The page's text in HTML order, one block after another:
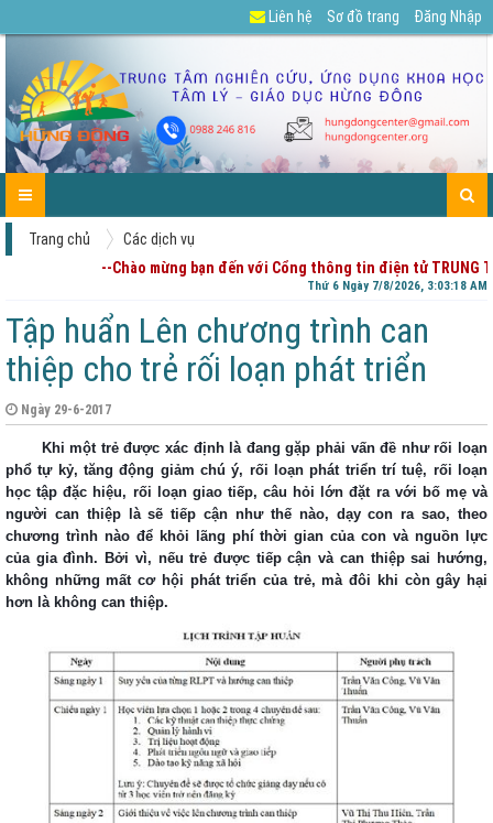
Liên hệ Sơ đồ trang
Đăng Nhập
TRANG
THIỆU
TỨC-
ĐỘNG
DỊCH
ÁN
DỤNG
LIỆU
SẺ
PHỤ
HUYNH
HỆ
GÓP
Ý
Trang chủ
Các dịch vụ
--Chào mừng bạn đến với Cổng thông tin điện tử TRUNG TÂM
Thứ 6 Ngày 7/8/2026, 3:03:18 AM
Tập huẩn Lên chương trình can
thiệp cho trẻ rối loạn phát triển
Ngày 29-6-2017
Khi một trẻ được xác định là đang gặp phải vấn đề như rối loạn
phổ tự kỷ, tăng động giảm chú ý, rối loạn phát triển trí tuệ, rối loạn
học tập đặc hiệu, rối loạn giao tiếp, câu hỏi lớn đặt ra với bố mẹ và
người can thiệp là sẽ tiếp cận như thế nào, dạy con ra sao, theo
chương trình nào để khỏi lãng phí thời gian của con và nguồn lực
của gia đình. Bởi vì, nếu trẻ được tiếp cận và can thiệp sai hướng,
không những mất cơ hội phát triển của trẻ, mà đôi khi còn gây hại
hơn là không can thiệp.